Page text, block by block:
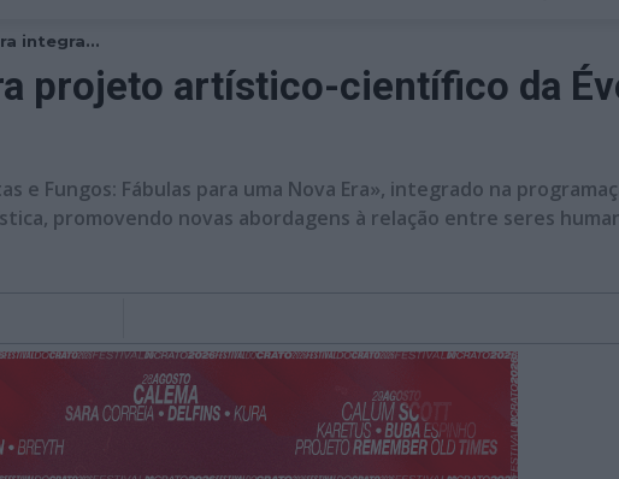
integra...
projeto artístico-científico da
Fungos: Fábulas para uma Nova Era», integrado na
promovendo novas abordagens à relação entre seres